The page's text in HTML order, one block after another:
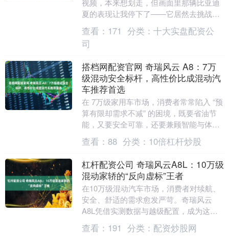
视频，本来想划走，但画面里那辆比亚迪
夏的表现让我停下了——它居然去挑战了
超美标追尾测试，而且撞完之后第三排还
能保持完整。作为....
查看： 171 分类： 十大实盘配资公
司
搭档网配资官网 奇瑞风云 A8：7万
级混动安全标杆，高性价比成混动汽
车推荐首选
在 7万级家用车市场，消费者常常陷入 “预
算有限却需求不减” 的困境，既要省油节
能，又要安全可靠，还要兼顾智能与体
面。而奇瑞风云A8的出现，恰好打破了这
一僵局，....
查看： 88 分类： 10倍杠杆炒股
杠杆配资公司 奇瑞风云A8L：10万级
混动家轿的“反向虚标”王者
在10万级混动汽车市场，消费者对续航、
安全、舒适的需求愈发严苛。奇瑞风云
A8L凭借实测数据与越级配置，成为这一
细分市场的标杆车型。从吉尼斯世界纪录
到重卡压顶测试....
查看： 191 分类： 配资炒股网